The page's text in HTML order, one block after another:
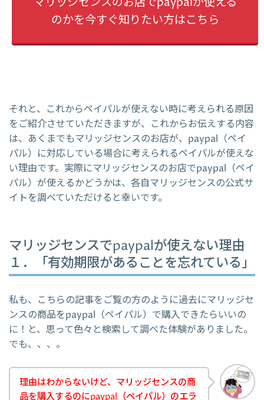
のかを今すぐ知りたい方はこちら
それと、これからペイパルが使えない時に考えられる原因
をご紹介させていただきますが、これからお伝えする内容
は、あくまでもマリッジセンスのお店が、paypal（ペイ
パル）に対応している場合に考えられるペイパルが使えな
い理由です。実際にマリッジセンスのお店でpaypal（ペイ
パル）が使えるかどうかは、各自マリッジセンスの公式サ
イトを調べていただけると幸いです。
マリッジセンスでpaypalが使えない理由
１．「有効期限があることを忘れている」
私も、こちらの記事をご覧の方のように過去にマリッジセ
ンスの商品をpaypal（ペイパル）で購入できたらいいの
に！と、思って色々と検索して調べた体験がありました。
でも、、、。
理由はわからないけど、マリッジセンスの商
品を購入するのにpaypal（ペイパル）のエラ